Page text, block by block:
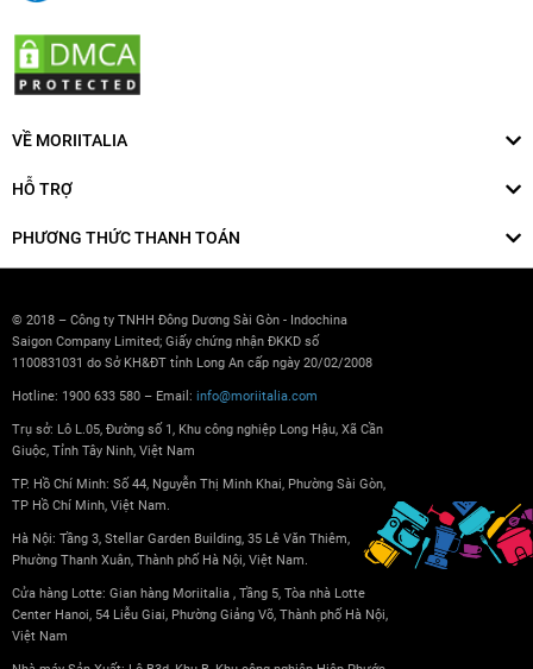
VỀ MORIITALIA
HỖ TRỢ
PHƯƠNG THỨC THANH TOÁN
© 2018 – Công ty TNHH Đông Dương Sài Gòn - Indochina
Saigon Company Limited; Giấy chứng nhận ĐKKD số
1100831031 do Sở KH&ĐT tỉnh Long An cấp ngày 20/02/2008
Hotline: 1900 633 580 – Email: info@moriitalia.com
Trụ sở: Lô L.05, Đường số 1, Khu công nghiệp Long Hậu, Xã Cần
Giuộc, Tỉnh Tây Ninh, Việt Nam
TP. Hồ Chí Minh: Số 44, Nguyễn Thị Minh Khai, Phường Sài Gòn,
TP Hồ Chí Minh, Việt Nam.
Hà Nội: Tầng 3, Stellar Garden Building, 35 Lê Văn Thiêm,
Phường Thanh Xuân, Thành phố Hà Nội, Việt Nam.
Cửa hàng Lotte: Gian hàng Moriitalia , Tầng 5, Tòa nhà Lotte
Center Hanoi, 54 Liễu Giai, Phường Giảng Võ, Thành phố Hà Nội,
Việt Nam